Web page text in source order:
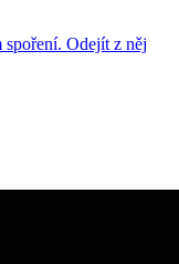
Odejít z něj